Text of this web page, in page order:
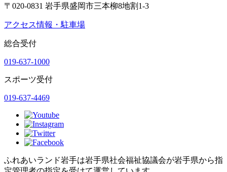
〒020-0831 岩手県盛岡市三本柳8地割1-3
アクセス情報・駐車場
総合受付
019-637-1000
スポーツ受付
019-637-4469
ふれあいランド岩手は岩手県社会福祉協議会が岩手県から指